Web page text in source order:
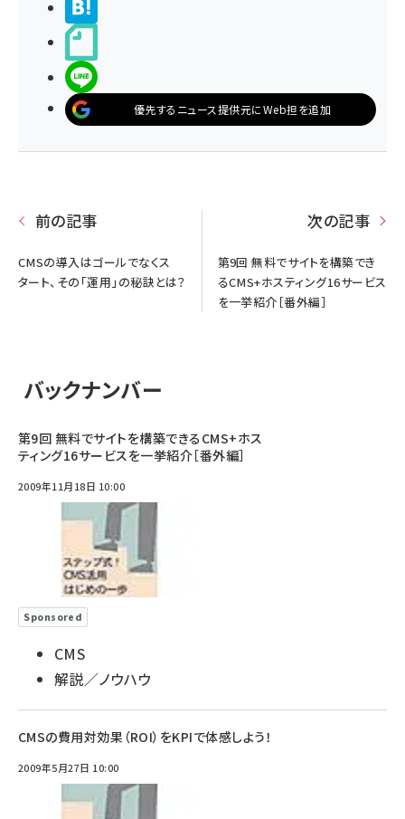
優先するニュース提供元にWeb担を追加
前の記事
CMSの導入はゴールでなくス
タート、その「運用」の秘訣とは？
次の記事
第9回 無料でサイトを構築でき
るCMS+ホスティング16サービス
を一挙紹介［番外編］
バックナンバー
第9回 無料でサイトを構築できるCMS+ホス
ティング16サービスを一挙紹介［番外編］
2009年11月18日 10:00
Sponsored
CMS
解説／ノウハウ
CMSの費用対効果（ROI）をKPIで体感しよう！
2009年5月27日 10:00